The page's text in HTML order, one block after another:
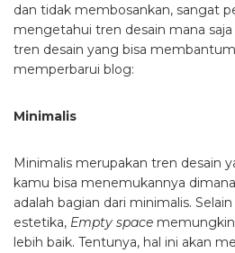
dan tidak membosankan, sangat
mengetahui tren desain mana
tren desain yang bisa
memperbarui blog:
Minimalis
Minimalis merupakan tren desain
kamu bisa menemukannya
adalah bagian dari minimalis.
estetika, Empty space
lebih baik. Tentunya, hal ini akan